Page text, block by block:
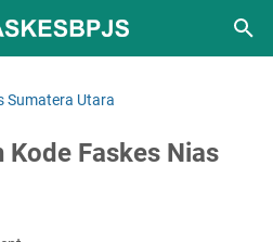
Sumatera Utara
Kode Faskes Nias